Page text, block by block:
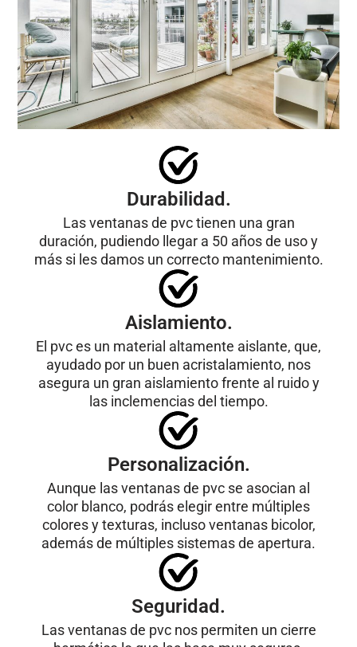
Durabilidad.
Las ventanas de pvc tienen una gran
duración, pudiendo llegar a 50 años de uso y
más si les damos un correcto mantenimiento.
Aislamiento.
El pvc es un material altamente aislante, que,
ayudado por un buen acristalamiento, nos
asegura un gran aislamiento frente al ruido y
las inclemencias del tiempo.
Personalización.
Aunque las ventanas de pvc se asocian al
color blanco, podrás elegir entre múltiples
colores y texturas, incluso ventanas bicolor,
además de múltiples sistemas de apertura.
Seguridad.
Las ventanas de pvc nos permiten un cierre